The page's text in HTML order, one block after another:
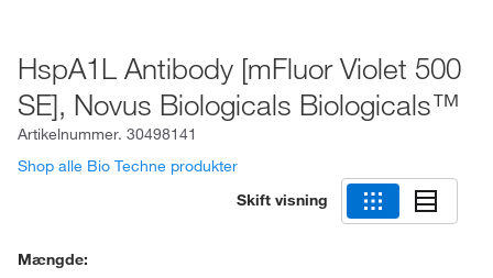
HspA1L Antibody [mFluor Violet 500
SE], Novus Biologicals Biologicals™
Artikelnummer. 30498141
Shop alle Bio Techne produkter
Skift visning
Mængde: